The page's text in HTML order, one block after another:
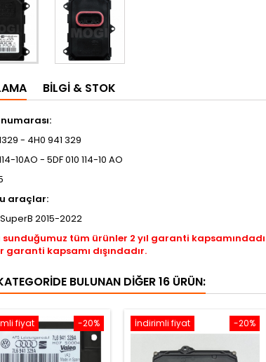
BILGI & STOK
- 4H0 941 329
10AO - 5DF 010 114-10 AO
araçlar:
2015-2022
sunduğumuz tüm ürünler 2 yıl garanti
garanti kapsamı dışındadır.
BULUNAN DIĞER 16 ÜRÜN:
-20%
fiyat -20%
İndirimli fiyat